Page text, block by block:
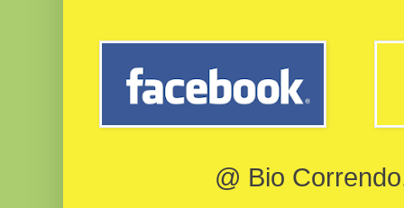
@ Bio